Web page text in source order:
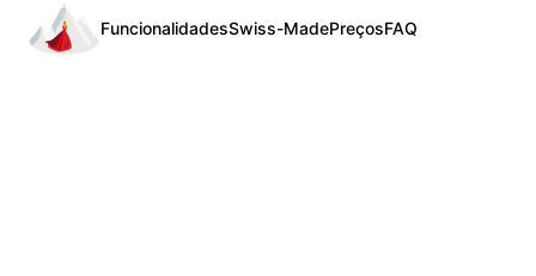
FuncionalidadesSwiss-MadePreçosFAQ